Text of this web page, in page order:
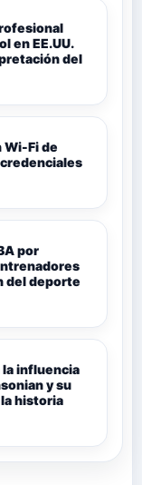
en EE.UU.
del
Wi-Fi de
por
del deporte
la influencia
y su
historia